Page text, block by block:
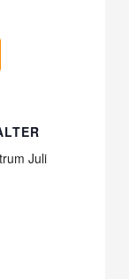
Juli